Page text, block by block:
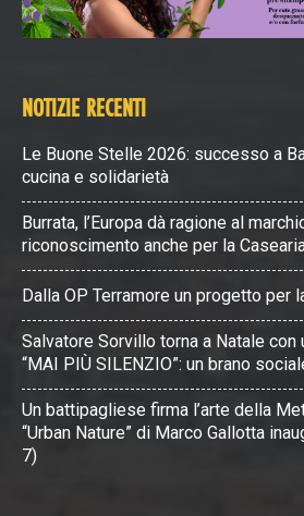
NOTIZIE RECENTI
Le Buone Stelle 2026: successo a
cucina e solidarietà
Burrata, l’Europa dà ragione al
riconoscimento anche per la
Dalla OP Terramore un progetto per
Salvatore Sorvillo torna a Natale con
“MAI PIÙ SILENZIO”: un brano
Un battipagliese firma l’arte della
“Urban Nature” di Marco Gallotta
7)